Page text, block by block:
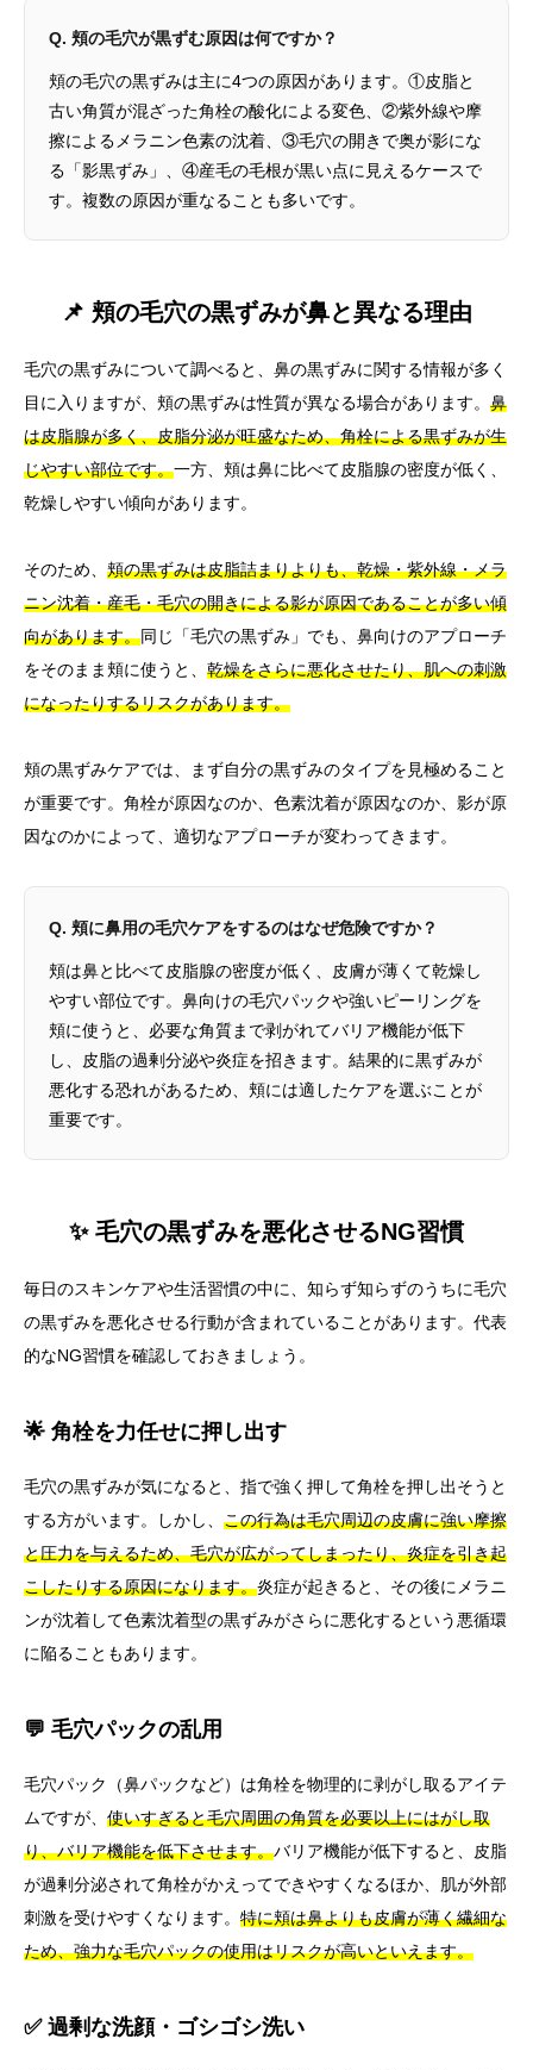
Q. 頬の毛穴が黒ずむ原因は何ですか？
頬の毛穴の黒ずみは主に4つの原因があります。①皮脂と
古い角質が混ざった角栓の酸化による変色、②紫外線や摩
擦によるメラニン色素の沈着、③毛穴の開きで奥が影にな
る「影黒ずみ」、④産毛の毛根が黒い点に見えるケースで
す。複数の原因が重なることも多いです。
📌 頬の毛穴の黒ずみが鼻と異なる理由
毛穴の黒ずみについて調べると、鼻の黒ずみに関する情報が多く
目に入りますが、頬の黒ずみは性質が異なる場合があります。 鼻
は皮脂腺が多く、皮脂分泌が旺盛なため、角栓による黒ずみが生
じやすい部位です。一方、頬は鼻に比べて皮脂腺の密度が低く、
乾燥しやすい傾向があります。
そのため、 頬の黒ずみは皮脂詰まりよりも、乾燥・紫外線・メラ
ニン沈着・産毛・毛穴の開きによる影が原因であることが多い傾
向があります。同じ「毛穴の黒ずみ」でも、鼻向けのアプローチ
をそのまま頬に使うと、 乾燥をさらに悪化させたり、肌への刺激
になったりするリスクがあります。
頬の黒ずみケアでは、まず自分の黒ずみのタイプを見極めること
が重要です。角栓が原因なのか、色素沈着が原因なのか、影が原
因なのかによって、適切なアプローチが変わってきます。
Q. 頬に鼻用の毛穴ケアをするのはなぜ危険ですか？
頬は鼻と比べて皮脂腺の密度が低く、皮膚が薄くて乾燥し
やすい部位です。鼻向けの毛穴パックや強いピーリングを
頬に使うと、必要な角質まで剥がれてバリア機能が低下
し、皮脂の過剰分泌や炎症を招きます。結果的に黒ずみが
悪化する恐れがあるため、頬には適したケアを選ぶことが
重要です。
✨ 毛穴の黒ずみを悪化させるNG習慣
毎日のスキンケアや生活習慣の中に、知らず知らずのうちに毛穴
の黒ずみを悪化させる行動が含まれていることがあります。代表
的なNG習慣を確認しておきましょう。
🌟 角栓を力任せに押し出す
毛穴の黒ずみが気になると、指で強く押して角栓を押し出そうと
する方がいます。しかし、 この行為は毛穴周辺の皮膚に強い摩擦
と圧力を与えるため、毛穴が広がってしまったり、炎症を引き起
こしたりする原因になります。炎症が起きると、その後にメラニ
ンが沈着して色素沈着型の黒ずみがさらに悪化するという悪循環
に陥ることもあります。
💬 毛穴パックの乱用
毛穴パック（鼻パックなど）は角栓を物理的に剥がし取るアイテ
ムですが、 使いすぎると毛穴周囲の角質を必要以上にはがし取
り、バリア機能を低下させます。バリア機能が低下すると、皮脂
が過剰分泌されて角栓がかえってできやすくなるほか、肌が外部
刺激を受けやすくなります。 特に頬は鼻よりも皮膚が薄く繊細な
ため、強力な毛穴パックの使用はリスクが高いといえます。
✅ 過剰な洗顔・ゴシゴシ洗い